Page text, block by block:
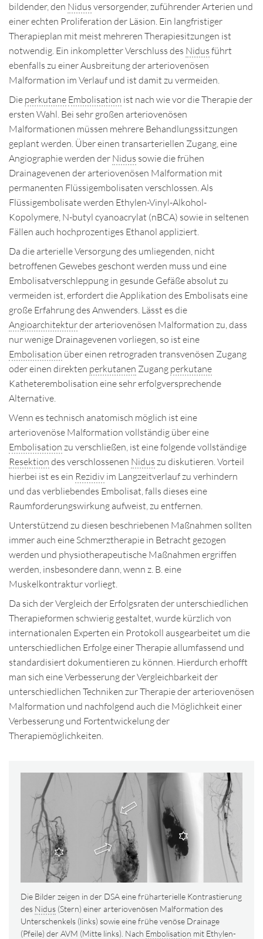
bildender, den Nidus versorgender, zuführender Arterien und
einer echten Proliferation der Läsion. Ein langfristiger
Therapieplan mit meist mehreren Therapiesitzungen ist
notwendig. Ein inkompletter Verschluss des Nidus führt
ebenfalls zu einer Ausbreitung der arteriovenösen
Malformation im Verlauf und ist damit zu vermeiden.
Die perkutane Embolisation ist nach wie vor die Therapie der
ersten Wahl. Bei sehr großen arteriovenösen
Malformationen müssen mehrere Behandlungssitzungen
geplant werden. Über einen transarteriellen Zugang, eine
Angiographie werden der Nidus sowie die frühen
Drainagevenen der arteriovenösen Malformation mit
permanenten Flüssigembolisaten verschlossen. Als
Flüssigembolisate werden Ethylen-Vinyl-Alkohol-
Kopolymere, N-butyl cyanoacrylat (nBCA) sowie in seltenen
Fällen auch hochprozentiges Ethanol appliziert.
Da die arterielle Versorgung des umliegenden, nicht
betroffenen Gewebes geschont werden muss und eine
Embolisatverschleppung in gesunde Gefäße absolut zu
vermeiden ist, erfordert die Applikation des Embolisats eine
große Erfahrung des Anwenders. Lässt es die
Angioarchitekturder arteriovenösen Malformation zu, dass
nur wenige Drainagevenen vorliegen, so ist eine
Embolisation über einen retrograden transvenösen Zugang
oder einen direkten perkutanen Zugang perkutane
Katheterembolisation eine sehr erfolgversprechende
Alternative.
Wenn es technisch anatomisch möglich ist eine
arteriovenöse Malformation vollständig über eine
Embolisation zu verschließen, ist eine folgende vollständige
Resektion des verschlossenen Nidus zu diskutieren. Vorteil
hierbei ist es ein Rezidiv im Langzeitverlauf zu verhindern
und das verbliebendes Embolisat, falls dieses eine
Raumforderungswirkung aufweist, zu entfernen.
Unterstützend zu diesen beschriebenen Maßnahmen sollten
immer auch eine Schmerztherapie in Betracht gezogen
werden und physiotherapeutische Maßnahmen ergriffen
werden, insbesondere dann, wenn z. B. eine
Muskelkontraktur vorliegt.
Da sich der Vergleich der Erfolgsraten der unterschiedlichen
Therapieformen schwierig gestaltet, wurde kürzlich von
internationalen Experten ein Protokoll ausgearbeitet um die
unterschiedlichen Erfolge einer Therapie allumfassend und
standardisiert dokumentieren zu können. Hierdurch erhofft
man sich eine Verbesserung der Vergleichbarkeit der
unterschiedlichen Techniken zur Therapie der arteriovenösen
Malformation und nachfolgend auch die Möglichkeit einer
Verbesserung und Fortentwickelung der
Therapiemöglichkeiten.
Die Bilder zeigen in der DSA eine früharterielle Kontrastierung
des Nidus (Stern) einer arteriovenösen Malformation des
Unterschenkels (links) sowie eine frühe venöse Drainage
(Pfeile) der AVM (Mitte links). Nach Embolisation mit Ethylen-